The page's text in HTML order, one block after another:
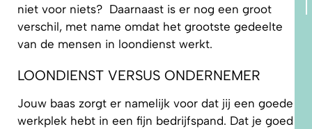
niet voor niets? Daarnaast is er nog een groot
verschil, met name omdat het grootste gedeelte
van de mensen in loondienst werkt.
LOONDIENST VERSUS ONDERNEMER
Jouw baas zorgt er namelijk voor dat jij een goede
werkplek hebt in een fijn bedrijfspand. Dat je goed